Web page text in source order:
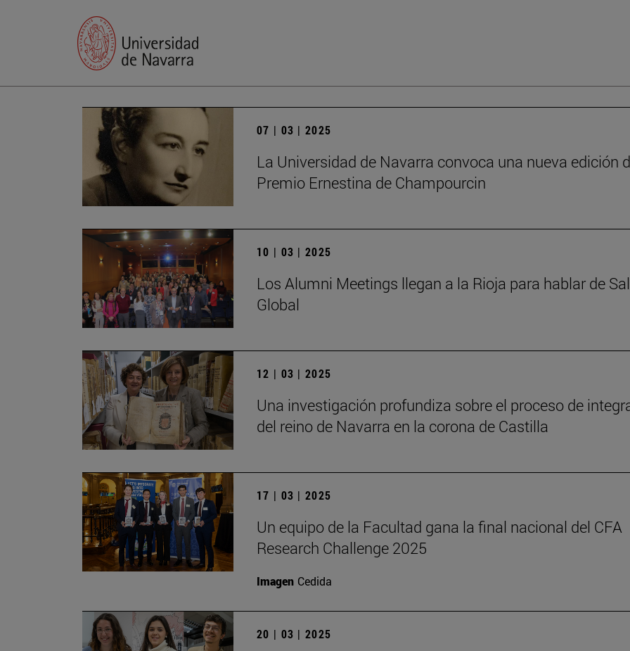
07 | 03 | 2025
La Universidad de Navarra convoca una nueva edición
Premio Ernestina de Champourcin
10 | 03 | 2025
Los Alumni Meetings llegan a la Rioja para hablar de
Global
12 | 03 | 2025
Una investigación profundiza sobre el proceso de
del reino de Navarra en la corona de Castilla
17 | 03 | 2025
Un equipo de la Facultad gana la final nacional del CFA
Research Challenge 2025
Imagen Cedida
20 | 03 | 2025